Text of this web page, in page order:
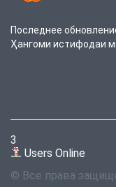
Последнее
Ҳангоми истифодаи
3
Users Online
© Все права